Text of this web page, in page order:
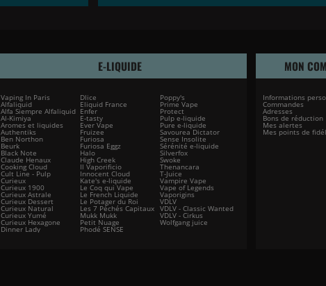
E-LIQUIDE
Vaping In Paris
Alfaliquid
Alfa Siempre Alfaliquid
Al-Kimiya
Aromes et liquides
Authentiks
Ben Northon
Beurk
Black Note
Claude Henaux
Cooking Cloud
Cult Line - Pulp
Curieux
Curieux 1900
Curieux Astrale
Curieux Dessert
Curieux Natural
Curieux Yumé
Curieux Hexagone
Dinner Lady
Dlice
Eliquid France
Enfer
E-tasty
Ever Vape
Fruizee
Furiosa
Furiosa Eggz
Halo
High Creek
Il Vaporificio
Innocent Cloud
Kate's e-liquide
Le Coq qui Vape
Le French Liquide
Le Potager du Roi
Les 7 Péchés Capitaux
Mukk Mukk
Petit Nuage
Phodé SENSE
Poppy's
Prime Vape
Protect
Pulp e-liquide
Pure e-liquide
Savourea Dictator
Sense Insolite
Sérénité e-liquide
Silverfox
Swoke
Thenancara
T-Juice
Vampire Vape
Vape of Legends
Vaporigins
VDLV
VDLV - Classic Wanted
VDLV - Cirkus
Wolfgang juice
MON
Informations
Commandes
Adresses
Bons de réduction
Mes alertes
Mes points de